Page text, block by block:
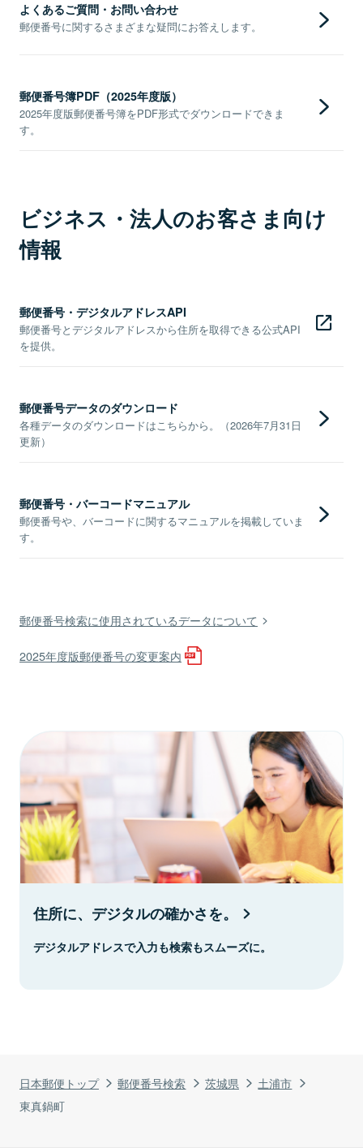
日本郵便トップ 郵便番号検索 茨城県
土浦市
東真鍋町
よくあるご質問・お問い合わせ
郵便番号に関するさまざまな疑問にお答えします。
郵便番号簿PDF（2025年度版）
2025年度版郵便番号簿をPDF形式でダウンロードできま
す。
ビジネス・法人のお客さま向け
情報
郵便番号・デジタルアドレスAPI
郵便番号とデジタルアドレスから住所を取得できる公式API
を提供。
郵便番号データのダウンロード
各種データのダウンロードはこちらから。（2026年7月31日
更新）
郵便番号・バーコードマニュアル
郵便番号や、バーコードに関するマニュアルを掲載していま
す。
郵便番号検索に使用されているデータについて
2025年度版郵便番号の変更案内
住所に、デジタルの確かさを。
デジタルアドレスで入力も検索もスムーズに。